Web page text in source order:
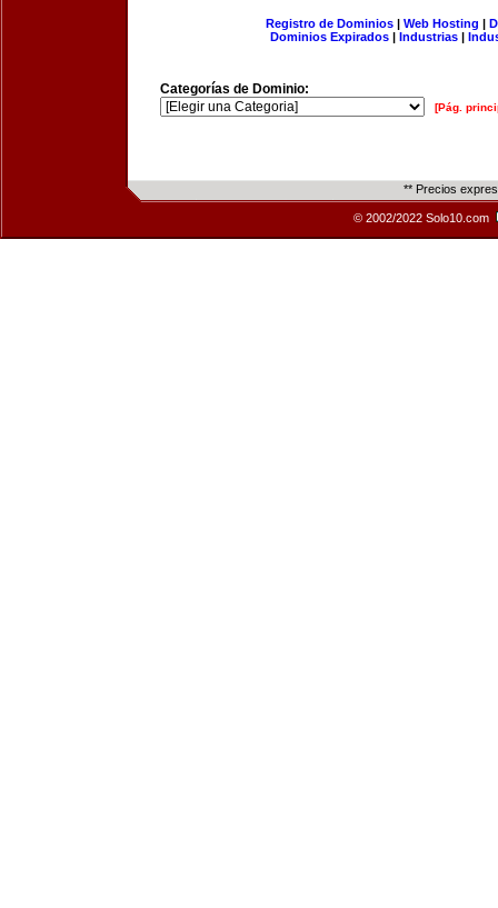
Registro de Dominios| Web Hosting |
Dominios Expirados | Industrias |
Categorías de Dominio:
[Pág.
** Precios
© 2002/2022 Solo10.com